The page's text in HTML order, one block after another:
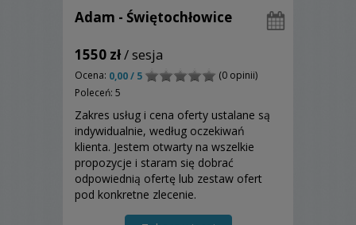
Adam - Świętochłowice
1550 zł/ sesja
Ocena: 0,00 / 5
(0 opinii)
Poleceń: 5
Zakres usług i cena oferty ustalane są
indywidualnie, według oczekiwań
klienta. Jestem otwarty na wszelkie
propozycje i staram się dobrać
odpowiednią ofertę lub zestaw ofert
pod konkretne zlecenie.